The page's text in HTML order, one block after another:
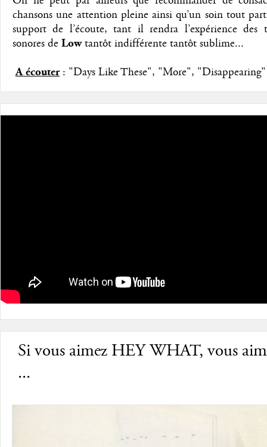
chansons une attention pleine ainsi qu’un soin tout
support de l’écoute, tant il rendra l’expérience des
sonores de Lowtantôt indifférente tantôt sublime...
A écouter : "Days Like These", "More",
Si vous aimez HEY WHAT, vous
...